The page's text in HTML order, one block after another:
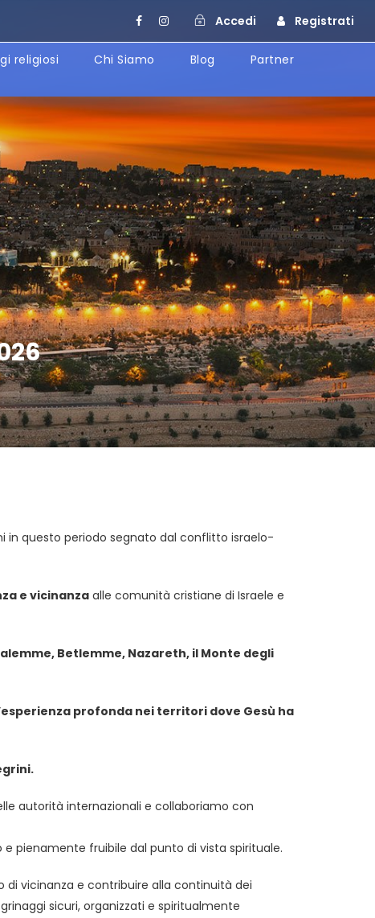
Accedi Registrati
religiosi Chi Siamo Blog Partner
in questo periodo segnato dal conflitto israelo-
e vicinanza alle comunità cristiane di Israele e
Betlemme, Nazareth, il Monte degli
profonda nei territori dove Gesù ha
autorità internazionali e collaboriamo con
pienamente fruibile dal punto di vista spirituale.
di vicinanza e contribuire alla continuità dei
sicuri, organizzati e spiritualmente